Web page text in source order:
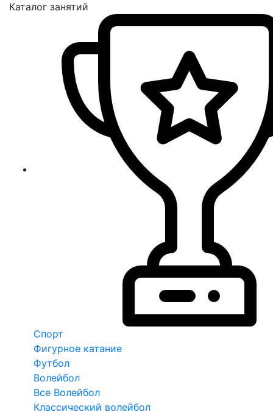
Каталог занятий
Спорт
Фигурное катание
Футбол
Волейбол
Все Волейбол
Классический волейбол